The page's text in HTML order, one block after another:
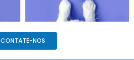
CONTATE-NOS